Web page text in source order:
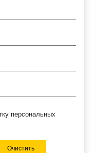
персональных
Очистить